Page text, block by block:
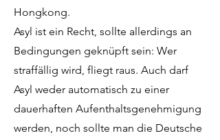
Hongkong.
Asyl ist ein Recht, sollte allerdings an
Bedingungen geknüpft sein: Wer
straffällig wird, fliegt raus. Auch darf
Asyl weder automatisch zu einer
dauerhaften Aufenthaltsgenehmigung
werden, noch sollte man die Deutsche